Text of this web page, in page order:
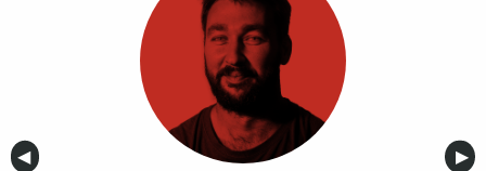
Anterior
◀︎ ▶︎